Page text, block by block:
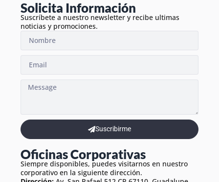
Solicita Información
Suscríbete a nuestro newsletter y recibe ultimas
noticias y promociones.
Suscribirme
Oficinas Corporativas
Siempre disponibles, puedes visitarnos en nuestro
corporativo en la siguiente dirección.